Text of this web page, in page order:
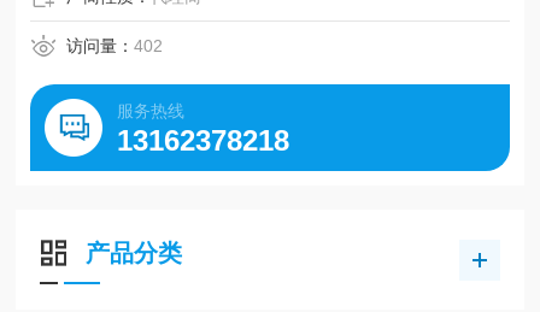
访问量：402
服务热线
13162378218
产品分类